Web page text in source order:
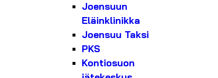
Joensuun
Eläinklinikka
Joensuu Taksi
PKS
Kontiosuon